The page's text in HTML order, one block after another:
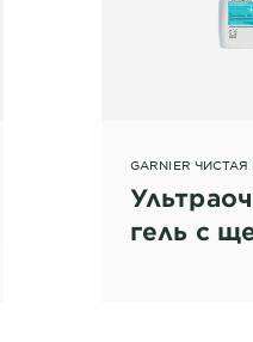
GARNIER
гель с